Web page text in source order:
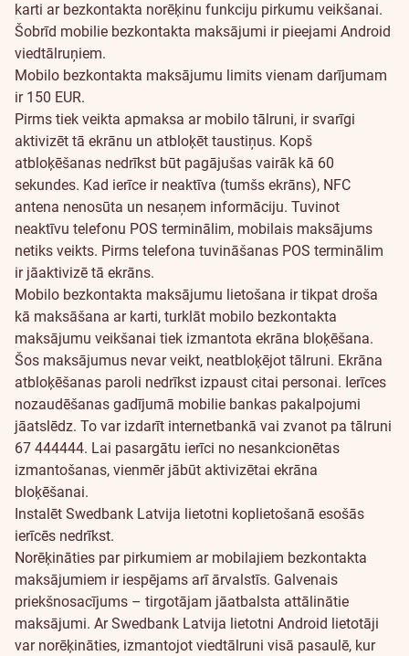
karti ar bezkontakta norēķinu funkciju pirkumu veikšanai.
Šobrīd mobilie bezkontakta maksājumi ir pieejami Android
viedtālruņiem.
Mobilo bezkontakta maksājumu limits vienam darījumam
ir 150 EUR.
Pirms tiek veikta apmaksa ar mobilo tālruni, ir svarīgi
aktivizēt tā ekrānu un atbloķēt taustiņus. Kopš
atbloķēšanas nedrīkst būt pagājušas vairāk kā 60
sekundes. Kad ierīce ir neaktīva (tumšs ekrāns), NFC
antena nenosūta un nesaņem informāciju. Tuvinot
neaktīvu telefonu POS terminālim, mobilais maksājums
netiks veikts. Pirms telefona tuvināšanas POS terminālim
ir jāaktivizē tā ekrāns.
Mobilo bezkontakta maksājumu lietošana ir tikpat droša
kā maksāšana ar karti, turklāt mobilo bezkontakta
maksājumu veikšanai tiek izmantota ekrāna bloķēšana.
Šos maksājumus nevar veikt, neatbloķējot tālruni. Ekrāna
atbloķēšanas paroli nedrīkst izpaust citai personai. Ierīces
nozaudēšanas gadījumā mobilie bankas pakalpojumi
jāatslēdz. To var izdarīt internetbankā vai zvanot pa tālruni
67 444444. Lai pasargātu ierīci no nesankcionētas
izmantošanas, vienmēr jābūt aktivizētai ekrāna
bloķēšanai.
Instalēt Swedbank Latvija lietotni koplietošanā esošās
ierīcēs nedrīkst.
Norēķināties par pirkumiem ar mobilajiem bezkontakta
maksājumiem ir iespējams arī ārvalstīs. Galvenais
priekšnosacījums – tirgotājam jāatbalsta attālinātie
maksājumi. Ar Swedbank Latvija lietotni Android lietotāji
var norēķināties, izmantojot viedtālruni visā pasaulē, kur